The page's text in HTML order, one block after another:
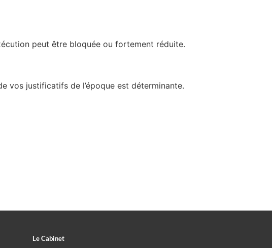
peut être bloquée ou fortement réduite.
vos justificatifs de l’époque est déterminante.
Le Cabinet